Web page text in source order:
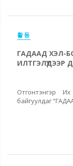
활동
ГАДААД ХЭЛ-
ИЛТГЭЛҮҮДЭЭР
Отгонтэнгэр
байгуулдаг